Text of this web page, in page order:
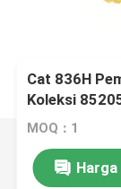
Cat 836H
Koleksi
MOQ：1